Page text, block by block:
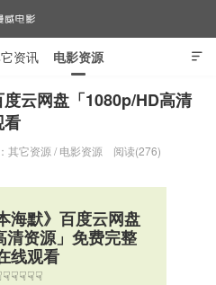
电影

资讯 电影资源
云网盘「1080p/HD高清
看
其它资源 / 电影资源 阅读(276)
海默》百度云网盘
清资源」免费完整
线观看